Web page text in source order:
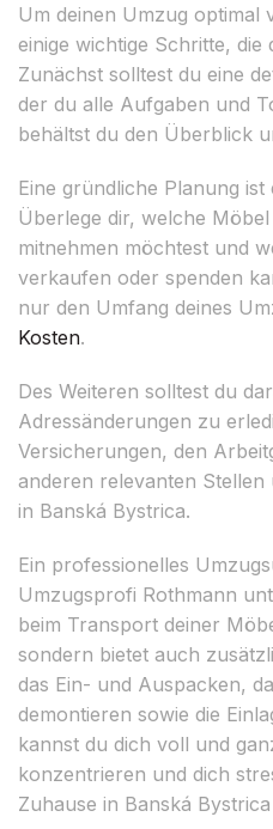
Um deinen Umzug optimal
einige wichtige Schritte, die
Zunächst solltest du eine
der du alle Aufgaben und
behältst du den Überblick
Eine gründliche Planung
Überlege dir, welche
mitnehmen möchtest und
verkaufen oder spenden
nur den Umfang deines
Kosten.
Des Weiteren solltest du
Adressänderungen zu
Versicherungen, den
anderen relevanten Stellen
in Banská Bystrica.
Ein professionelles
Umzugsprofi Rothmann
beim Transport deiner
sondern bietet auch
das Ein- und Auspacken,
demontieren sowie die
kannst du dich voll und
konzentrieren und dich
Zuhause in Banská